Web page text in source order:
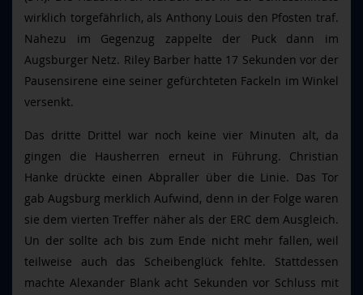
wirklich torgefährlich, als Anthony Louis den Pfosten traf.
Nahezu im Gegenzug zappelte der Puck dann im
Augsburger Netz. Riley Barber hatte 17 Sekunden vor der
Pausensirene eine seiner gefürchteten Fackeln im Winkel
versenkt.
Das dritte Drittel war noch keine vier Minuten alt, da
gingen die Hausherren erneut in Führung. Christian
Hanke drückte einen Abpraller über die Linie. Das Tor
gab Augsburg merklich Aufwind, denn in der Folge waren
sie dem vierten Treffer näher als der ERC dem Ausgleich.
Un der sollte ach bis zum Ende nicht mehr fallen, weil
teilweise auch das Scheibenglück fehlte. Stattdessen
machte Alexander Blank acht Sekunden vor Schluss mit